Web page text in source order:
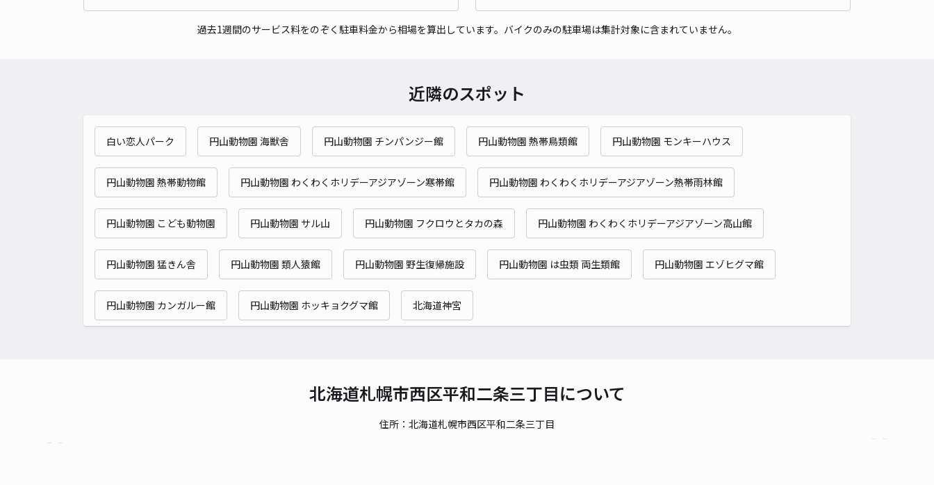
過去1週間のサービス料をのぞく駐車料金から相場を算出しています。バイクのみの駐車場は集計対象に含まれていません。
近隣のスポット
白い恋人パーク 円山動物園 海獣舎 円山動物園 チンパンジー館 円山動物園 熱帯鳥類館 円山動物園 モンキーハウス
円山動物園 熱帯動物館 円山動物園 わくわくホリデーアジアゾーン寒帯館 円山動物園 わくわくホリデーアジアゾーン熱帯雨林館
円山動物園 こども動物園 円山動物園 サル山 円山動物園 フクロウとタカの森 円山動物園 わくわくホリデーアジアゾーン高山館
円山動物園 猛きん舎 円山動物園 類人猿館 円山動物園 野生復帰施設 円山動物園 は虫類 両生類館 円山動物園 エゾヒグマ館
円山動物園 カンガルー館 円山動物園 ホッキョクグマ館 北海道神宮
北海道札幌市西区平和二条三丁目について
住所：北海道札幌市西区平和二条三丁目